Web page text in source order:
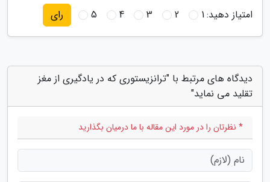
امتیاز دهید:1
2
3
4
5 رای
دیدگاه های مرتبط با "ترانزیستوری که در یادگیری از مغز
تقلید می نماید"
* نظرتان را در مورد این مقاله با ما درمیان بگذارید